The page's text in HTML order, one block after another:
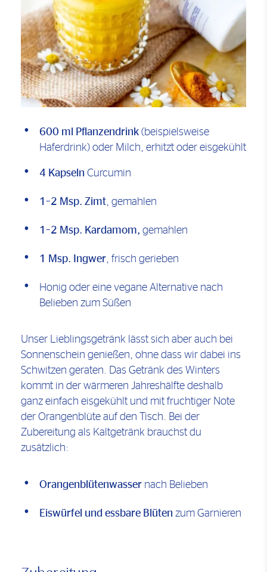
600 ml Pflanzendrink(beispielsweise
Haferdrink) oder Milch, erhitzt oder eisgekühlt
4 Kapseln Curcumin
1–2 Msp. Zimt, gemahlen
1–2 Msp. Kardamom, gemahlen
1 Msp. Ingwer, frisch gerieben
Honig oder eine vegane Alternative nach
Belieben zum Süßen
Unser Lieblingsgetränk lässt sich aber auch bei
Sonnenschein genießen, ohne dass wir dabei ins
Schwitzen geraten. Das Getränk des Winters
kommt in der wärmeren Jahreshälfte deshalb
ganz einfach eisgekühlt und mit fruchtiger Note
der Orangenblüte auf den Tisch. Bei der
Zubereitung als Kaltgetränk brauchst du
zusätzlich:
Orangenblütenwasser nach Belieben
Eiswürfel und essbare Blüten zum Garnieren